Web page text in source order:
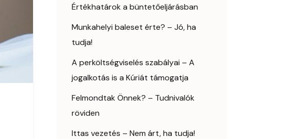
Értékhatárok a büntetőeljárásban
Munkahelyi baleset érte? – Jó, ha
tudja!
A perköltségviselés szabályai – A
jogalkotás is a Kúriát támogatja
Felmondtak Önnek? – Tudnivalók
röviden
Ittas vezetés – Nem árt, ha tudja!